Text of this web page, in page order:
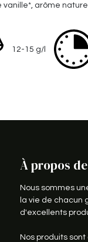
arôme
12-15 g/l
À propos
Nous sommes
la vie de chacun
d'excellents
Nos produits